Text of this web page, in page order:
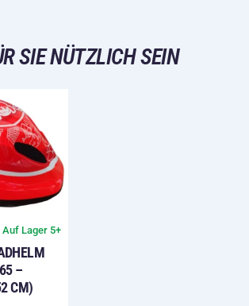
SIE NÜTZLICH SEIN
Auf Lager 5+
–
CM)